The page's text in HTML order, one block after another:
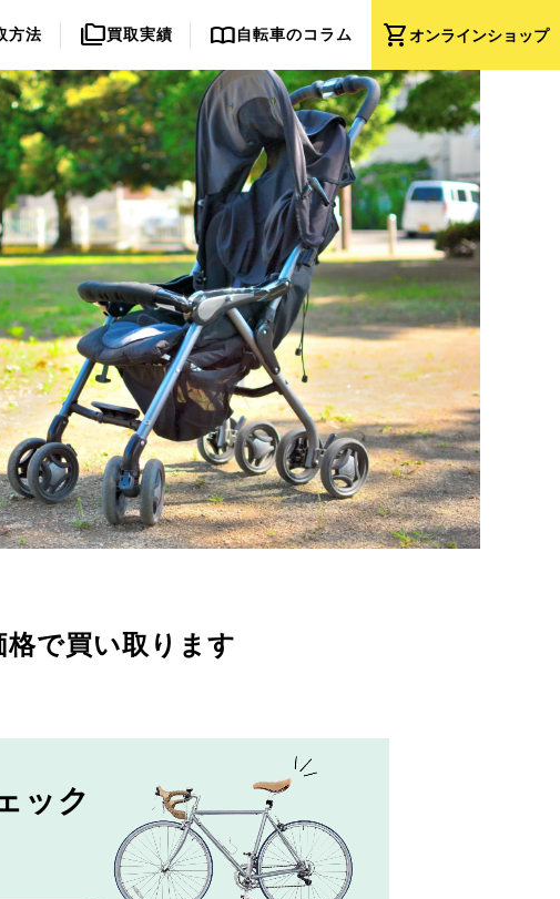
shopping_cartオンラインショップ
方法 folder_copy買取実績 import_contacts自転車のコラム
格で買い取ります
ック